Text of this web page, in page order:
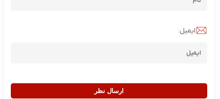
ایمیل:
ارسال نظر